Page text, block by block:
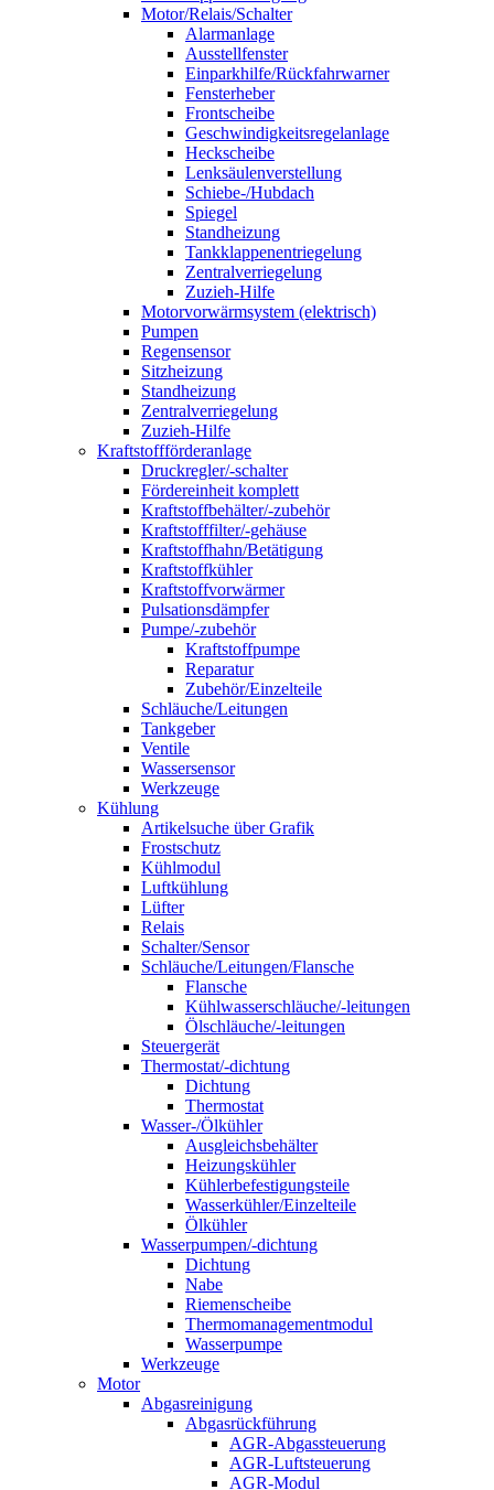
Motor/Relais/Schalter
Alarmanlage
Ausstellfenster
Einparkhilfe/Rückfahrwarner
Fensterheber
Frontscheibe
Geschwindigkeitsregelanlage
Heckscheibe
Lenksäulenverstellung
Schiebe-/Hubdach
Spiegel
Standheizung
Tankklappenentriegelung
Zentralverriegelung
Zuzieh-Hilfe
Motorvorwärmsystem (elektrisch)
Pumpen
Regensensor
Sitzheizung
Standheizung
Zentralverriegelung
Zuzieh-Hilfe
Kraftstoffförderanlage
Druckregler/-schalter
Fördereinheit komplett
Kraftstoffbehälter/-zubehör
Kraftstofffilter/-gehäuse
Kraftstoffhahn/Betätigung
Kraftstoffkühler
Kraftstoffvorwärmer
Pulsationsdämpfer
Pumpe/-zubehör
Kraftstoffpumpe
Reparatur
Zubehör/Einzelteile
Schläuche/Leitungen
Tankgeber
Ventile
Wassersensor
Werkzeuge
Kühlung
Artikelsuche über Grafik
Frostschutz
Kühlmodul
Luftkühlung
Lüfter
Relais
Schalter/Sensor
Schläuche/Leitungen/Flansche
Flansche
Kühlwasserschläuche/-leitungen
Ölschläuche/-leitungen
Steuergerät
Thermostat/-dichtung
Dichtung
Thermostat
Wasser-/Ölkühler
Ausgleichsbehälter
Heizungskühler
Kühlerbefestigungsteile
Wasserkühler/Einzelteile
Ölkühler
Wasserpumpen/-dichtung
Dichtung
Nabe
Riemenscheibe
Thermomanagementmodul
Wasserpumpe
Werkzeuge
Motor
Abgasreinigung
Abgasrückführung
AGR-Abgassteuerung
AGR-Luftsteuerung
AGR-Modul